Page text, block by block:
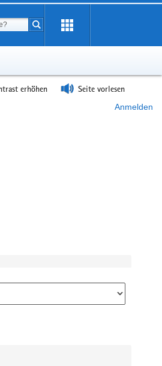
Suchbegriff
Suche starten
erhöhen Seite vorlesen
Anmelden